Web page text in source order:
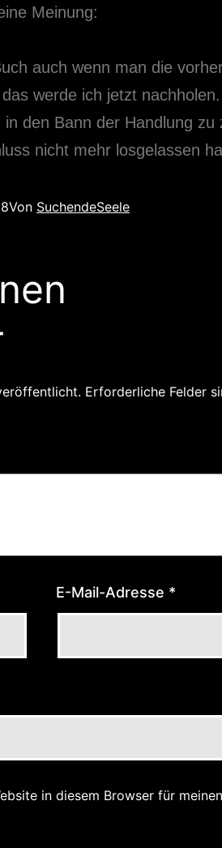
Meinung:
auch wenn man die
werde ich jetzt
den Bann der Handlung zu
nicht mehr losgelassen
Von SuchendeSeele
Erforderliche Felder
E-Mail-Adresse *
in diesem Browser für